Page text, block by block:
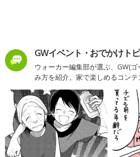
GWイベント・おでかけト
ウォーカー編集部が選ぶ、GW(
み方を紹介。家で楽しめるコンテ